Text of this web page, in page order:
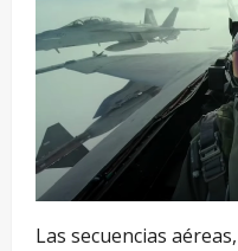
Las secuencias